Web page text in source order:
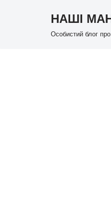
НАШІ
Особистий блог про